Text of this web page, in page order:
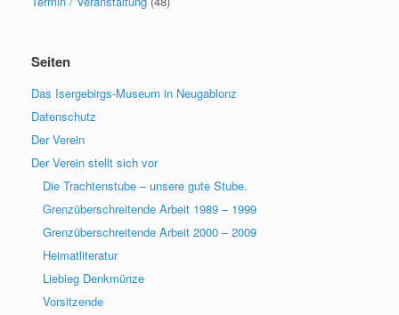
Seiten
Das Isergebirgs-Museum in Neugablonz
Datenschutz
Der Verein
Der Verein stellt sich vor
Die Trachtenstube – unsere gute Stube.
Grenzüberschreitende Arbeit 1989 – 1999
Grenzüberschreitende Arbeit 2000 – 2009
Heimatliteratur
Liebieg Denkmünze
Vorsitzende